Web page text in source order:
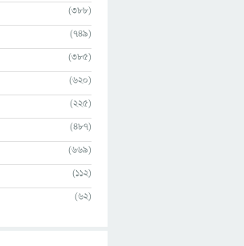
(388)
(749)
(385)
(620)
(225)
(487)
(669)
(112)
(62)